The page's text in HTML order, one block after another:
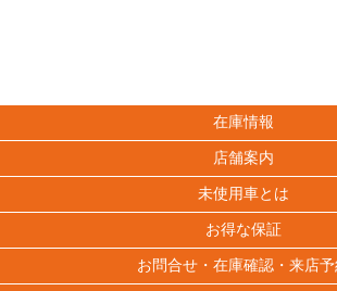
在庫情報
店舗案内
未使用車とは
お得な保証
お問合せ・在庫確認・来店予